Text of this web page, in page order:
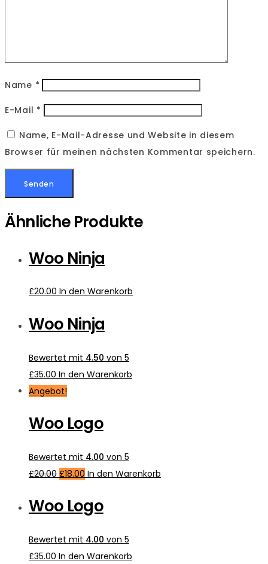
Name *
E-Mail *
Name, E-Mail-Adresse und Website in diesem
Browser für meinen nächsten Kommentar speichern.
Ähnliche Produkte
Woo Ninja
£20.00 In den Warenkorb
Woo Ninja
Bewertet mit 4.50 von 5
£35.00 In den Warenkorb
Angebot!
Woo Logo
Bewertet mit 4.00 von 5
£20.00 £18.00 In den Warenkorb
Woo Logo
Bewertet mit 4.00 von 5
£35.00 In den Warenkorb